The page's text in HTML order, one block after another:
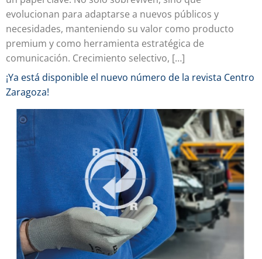
evolucionan para adaptarse a nuevos públicos y
necesidades, manteniendo su valor como producto
premium y como herramienta estratégica de
comunicación. Crecimiento selectivo, […]
¡Ya está disponible el nuevo número de la revista Centro
Zaragoza!